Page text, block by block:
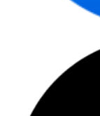
Laptop
thiết bị có
bảo hành
Đây là
văn phòng,
số lượng lớn.